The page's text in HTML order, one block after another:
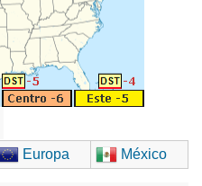
Europa México